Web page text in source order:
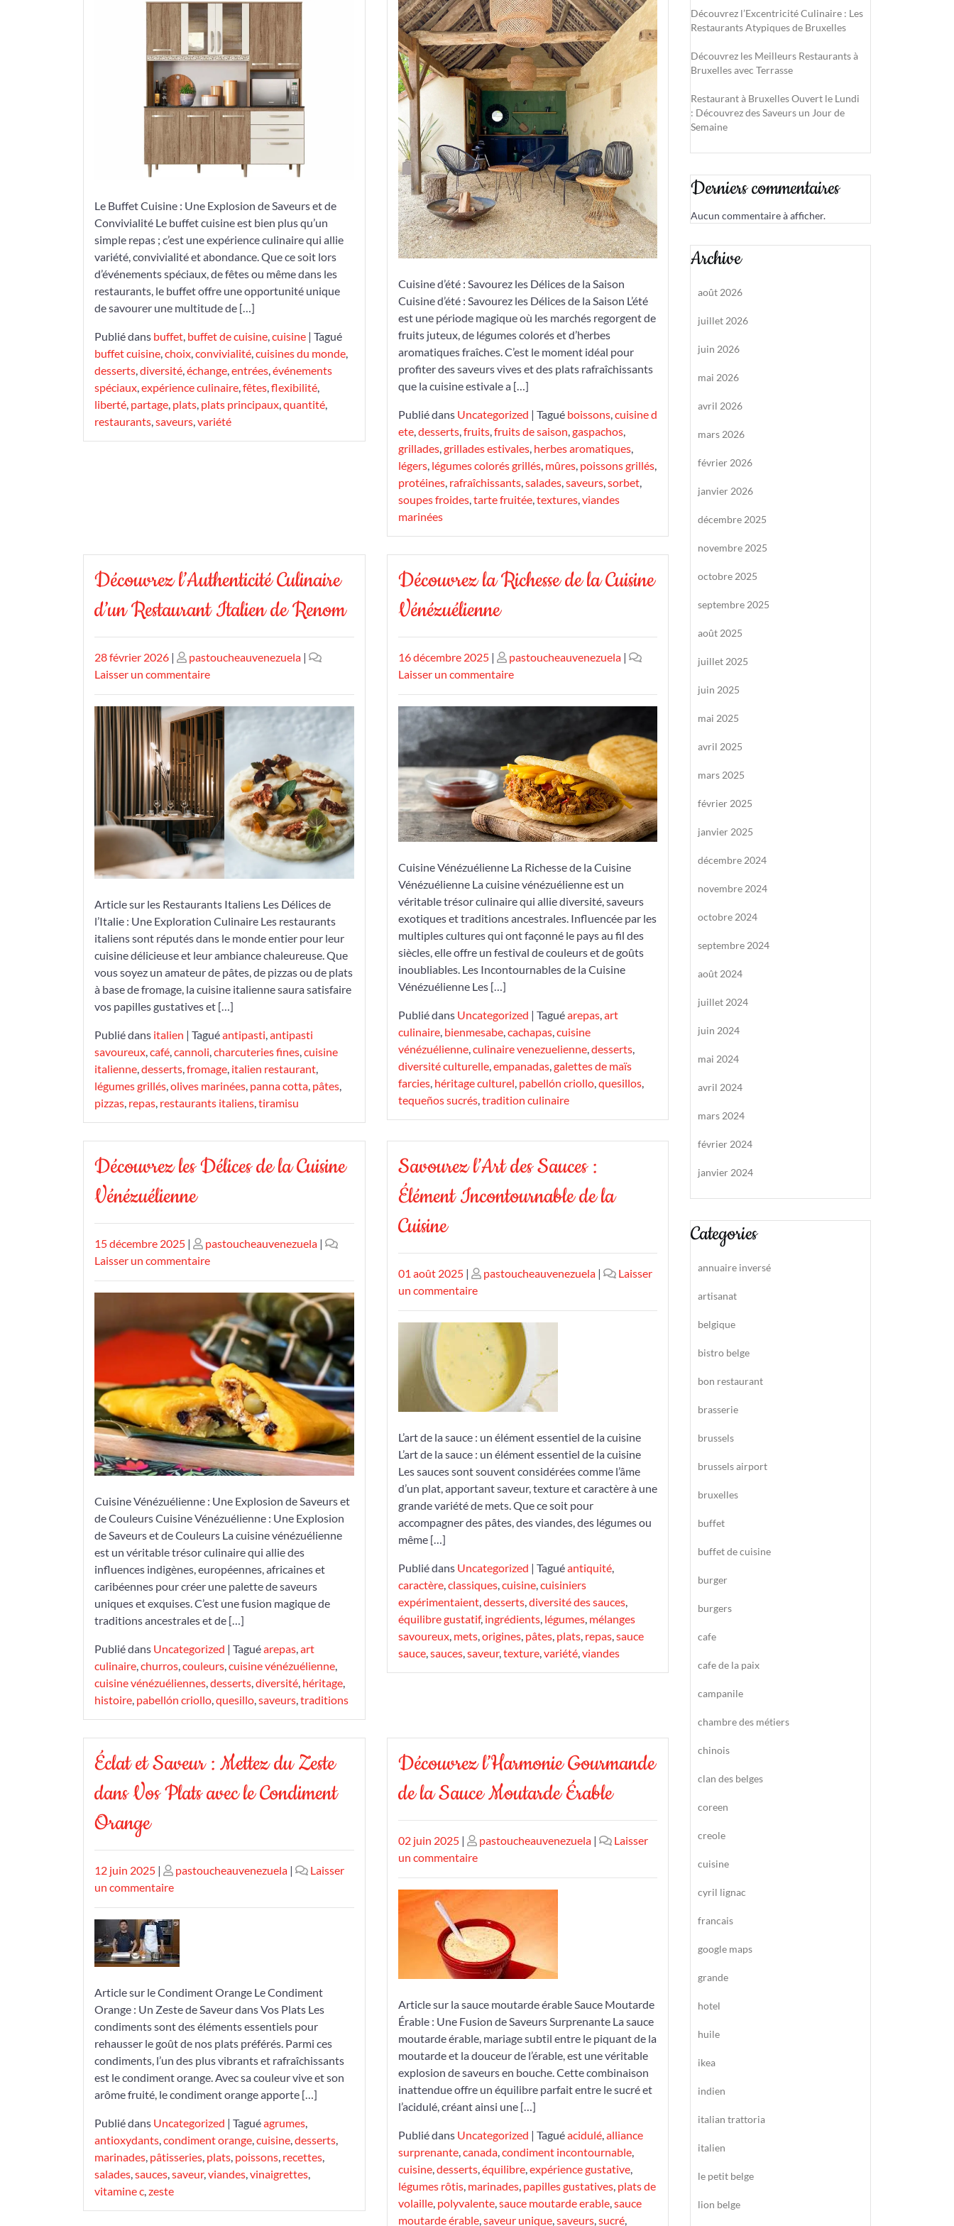
de
Saveurs
du
Buffet
Cuisine
Le Buffet Cuisine : Une Explosion de Saveurs et de
Convivialité Le buffet cuisine est bien plus qu’un
simple repas ; c’est une expérience culinaire qui allie
variété, convivialité et abondance. Que ce soit lors
d’événements spéciaux, de fêtes ou même dans les
restaurants, le buffet offre une opportunité unique
de savourer une multitude de […]
Publié dans buffet, buffet de cuisine,cuisine | Tagué
buffet cuisine,choix,convivialité,cuisines du monde,
desserts,diversité,échange,entrées,événements
spéciaux,expérience culinaire,fêtes,flexibilité,
liberté, partage, plats, plats principaux,quantité,
restaurants,saveurs,variété
Saveurs
Estivales
:
La
Cuisine
d’Été
à
l’Honneur
Cuisine d’été : Savourez les Délices de la Saison
Cuisine d’été : Savourez les Délices de la Saison L’été
est une période magique où les marchés regorgent de
fruits juteux, de légumes colorés et d’herbes
aromatiques fraîches. C’est le moment idéal pour
profiter des saveurs vives et des plats rafraîchissants
que la cuisine estivale a […]
Publié dans Uncategorized | Tagué boissons, cuisine d
ete, desserts, fruits, fruits de saison gaspachos,
grillades, grillades estivales, herbes aromatiques,
légers, légumes colorés grillés, mûres, poissons grillés,
protéines, rafraîchissants, salades, saveurs, sorbet,
soupes froides, tarte fruitée, textures, viandes
marinées
Découvrez l’Authenticité Culinaire
d’un Restaurant Italien de Renom
Publié
le
28 février 2026 | Publié
le
pastoucheauvenezuela |
Laisser un commentairesur
l’Authenticité
Culinaire
d’un
Restaurant
Italien
de
Renom
Article sur les Restaurants Italiens Les Délices de
l’Italie : Une Exploration Culinaire Les restaurants
italiens sont réputés dans le monde entier pour leur
cuisine délicieuse et leur ambiance chaleureuse. Que
vous soyez un amateur de pâtes, de pizzas ou de plats
à base de fromage, la cuisine italienne saura satisfaire
vos papilles gustatives et […]
Publié dans italien | Taguéantipasti,antipasti
savoureux,café,cannoli,charcuteries fines,cuisine
italienne,desserts,fromage, italien restaurant,
légumes grillés,olives marinées, panna cotta, pâtes,
pizzas, repas, restaurants italiens,tiramisu
Découvrez la Richesse de la Cuisine
Vénézuélienne
Publié
le
16 décembre 2025| Publié
le
pastoucheauvenezuela|
Laisser un commentairesur
la
la
Cuisine
Vénézuélienne
Cuisine Vénézuélienne La Richesse de la Cuisine
Vénézuélienne La cuisine vénézuélienne est un
véritable trésor culinaire qui allie diversité, saveurs
exotiques et traditions ancestrales. Influencée par les
multiples cultures qui ont façonné le pays au fil des
siècles, elle offre un festival de couleurs et de goûts
inoubliables. Les Incontournables de la Cuisine
Vénézuélienne Les […]
Publié dans Uncategorized | Taguéarepas,art
culinaire, bienmesabe,cachapas,cuisine
vénézuélienne,culinaire venezuelienne,desserts,
diversité culturelle,empanadas,galettes de maïs
farcies, héritage culturel, pabellón criollo,quesillos,
tequeños sucrés,tradition culinaire
Découvrez les Délices de la Cuisine
Vénézuélienne
Publié
le
15 décembre 2025 | Publié
le
pastoucheauvenezuela |
Laisser un commentairesur
les
Délices
de
la
Cuisine
Vénézuélienne
Cuisine Vénézuélienne : Une Explosion de Saveurs et
de Couleurs Cuisine Vénézuélienne : Une Explosion
de Saveurs et de Couleurs La cuisine vénézuélienne
est un véritable trésor culinaire qui allie des
influences indigènes, européennes, africaines et
caribéennes pour créer une palette de saveurs
uniques et exquises. C’est une fusion magique de
traditions ancestrales et de […]
Publié dans Uncategorized | Taguéarepas,art
culinaire,churros,couleurs,cuisine vénézuélienne,
cuisine vénézuéliennes,desserts,diversité, héritage,
histoire, pabellón criollo,quesillo,saveurs,traditions
Savourez l’Art des Sauces :
Élément Incontournable de la
Cuisine
Publié
le
01 août 2025| Publié
le
pastoucheauvenezuela|
Laisser
un commentairesur
l’Art
des
Sauces
Élément
Incontournable
la
Cuisine
L’art de la sauce : un élément essentiel de la cuisine
L’art de la sauce : un élément essentiel de la cuisine
Les sauces sont souvent considérées comme l’âme
d’un plat, apportant saveur, texture et caractère à une
grande variété de mets. Que ce soit pour
accompagner des pâtes, des viandes, des légumes ou
même […]
Publié dans Uncategorized | Taguéantiquité,
caractère,classiques,cuisine,cuisiniers
expérimentaient,desserts,diversité des sauces,
équilibre gustatif, ingrédients, légumes, mélanges
savoureux, mets,origines, pâtes, plats, repas,sauce
sauce,sauces,saveur,texture,variété,viandes
Éclat et Saveur : Mettez du Zeste
dans Vos Plats avec le Condiment
Orange
Publié
le
12 juin 2025 | Publié
le
pastoucheauvenezuela |
Laisser
un commentairesur
et
:
du
Zeste
dans
Vos
Plats
avec
le
Orange
Article sur le Condiment Orange Le Condiment
Orange : Un Zeste de Saveur dans Vos Plats Les
condiments sont des éléments essentiels pour
rehausser le goût de nos plats préférés. Parmi ces
condiments, l’un des plus vibrants et rafraîchissants
est le condiment orange. Avec sa couleur vive et son
arôme fruité, le condiment orange apporte […]
Publié dans Uncategorized | Taguéagrumes,
antioxydants,condiment orange,cuisine,desserts,
marinades, pâtisseries, plats, poissons, recettes,
salades,sauces,saveur,viandes,vinaigrettes,
vitamine c,zeste
Découvrez l’Harmonie Gourmande
de la Sauce Moutarde Érable
Publié
le
02 juin 2025| Publié
le
pastoucheauvenezuela|
Laisser
un commentairesur
l’Harmonie
de
la
Sauce
Moutarde
Article sur la sauce moutarde érable Sauce Moutarde
Érable : Une Fusion de Saveurs Surprenante La sauce
moutarde érable, mariage subtil entre le piquant de la
moutarde et la douceur de l’érable, est une véritable
explosion de saveurs en bouche. Cette combinaison
inattendue offre un équilibre parfait entre le sucré et
l’acidulé, créant ainsi une […]
Publié dans Uncategorized | Taguéacidulé,alliance
surprenante,canada,condiment incontournable,
cuisine,desserts,équilibre,expérience gustative,
légumes rôtis, marinades, papilles gustatives, plats de
volaille, polyvalente,sauce moutarde erable,sauce
moutarde érable,saveur unique,saveurs,sucré,
Découvrez l’Excentricité Culinaire : Les
Restaurants Atypiques de Bruxelles
Découvrez les Meilleurs Restaurants à
Bruxelles avec Terrasse
Restaurant à Bruxelles Ouvert le Lundi
: Découvrez des Saveurs un Jour de
Semaine
Derniers commentaires
Aucun commentaire à afficher.
Archive
août 2026
juillet 2026
juin 2026
mai 2026
avril 2026
mars 2026
février 2026
janvier 2026
décembre 2025
novembre 2025
octobre 2025
septembre 2025
août 2025
juillet 2025
juin 2025
mai 2025
avril 2025
mars 2025
février 2025
janvier 2025
décembre 2024
novembre 2024
octobre 2024
septembre 2024
août 2024
juillet 2024
juin 2024
mai 2024
avril 2024
mars 2024
février 2024
janvier 2024
Categories
annuaire inversé
artisanat
belgique
bistro belge
bon restaurant
brasserie
brussels
brussels airport
bruxelles
buffet
buffet de cuisine
burger
burgers
cafe
cafe de la paix
campanile
chambre des métiers
chinois
clan des belges
coreen
creole
cuisine
cyril lignac
francais
google maps
grande
hotel
huile
ikea
indien
italian trattoria
italien
le petit belge
lion belge